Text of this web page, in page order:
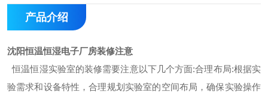
产品介绍
沈阳恒温恒湿电子厂房装修注意
恒温恒湿实验室的装修需要注意以下几个方面:合理布局:根据实
验需求和设备特性，合理规划实验室的空间布局，确保实验操作